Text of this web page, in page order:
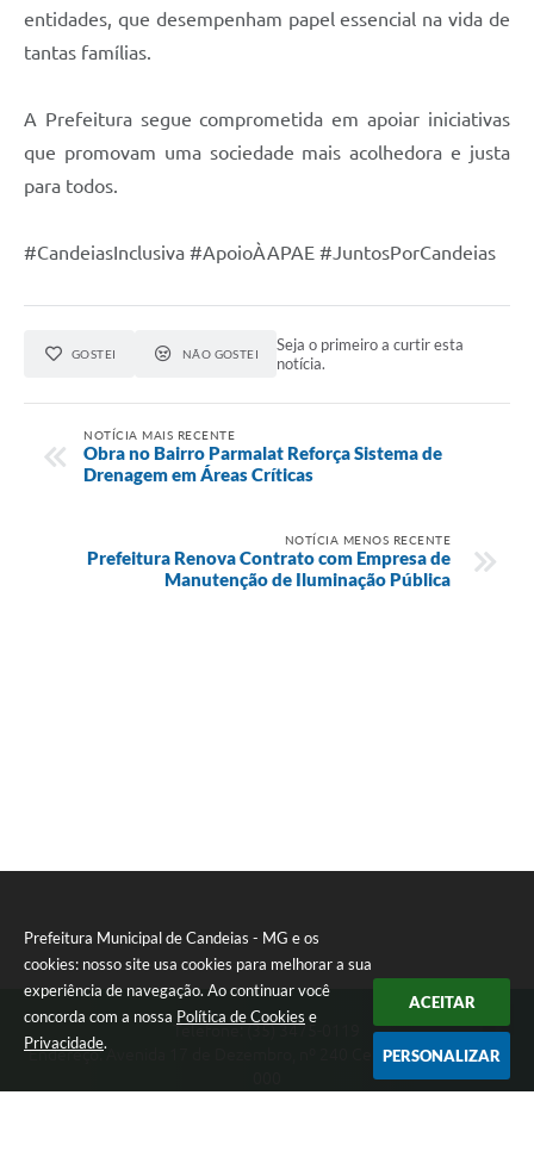
Prefeitura Municipal de Candeias - MG e os
cookies: nosso site usa cookies para melhorar a sua
experiência de navegação. Ao continuar você
concorda com a nossa Política de Cookies e
Privacidade.
ACEITAR
PERSONALIZAR
Prestação de Contas Secretária de Saúde
RELATÓRIO ESPORTE MUNICIPAL 2025
entidades, que desempenham papel essencial na vida de
tantas famílias.
A Prefeitura segue comprometida em apoiar iniciativas
que promovam uma sociedade mais acolhedora e justa
para todos.
#CandeiasInclusiva #ApoioÀAPAE #JuntosPorCandeias
GOSTEI NÃO GOSTEI
Seja o primeiro a curtir esta
notícia.
NOTÍCIA MAIS RECENTE
Obra no Bairro Parmalat Reforça Sistema de
Drenagem em Áreas Críticas
NOTÍCIA MENOS RECENTE
Prefeitura Renova Contrato com Empresa de
Manutenção de Iluminação Pública
Telefone: (35) 3475-0119
Endereço: Avenida 17 de Dezembro, nº 240 Centro | CEP: 37280-